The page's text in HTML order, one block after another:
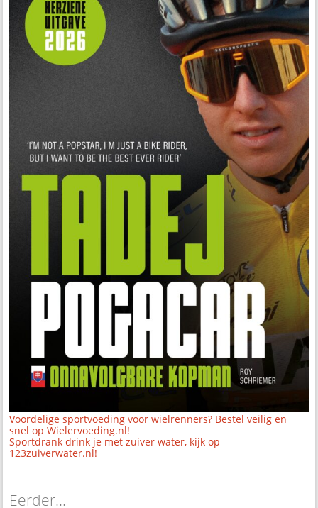
Voordelige sportvoeding voor wielrenners? Bestel veilig en
snel op Wielervoeding.nl!
Sportdrank drink je met zuiver water, kijk op
123zuiverwater.nl!
Eerder...